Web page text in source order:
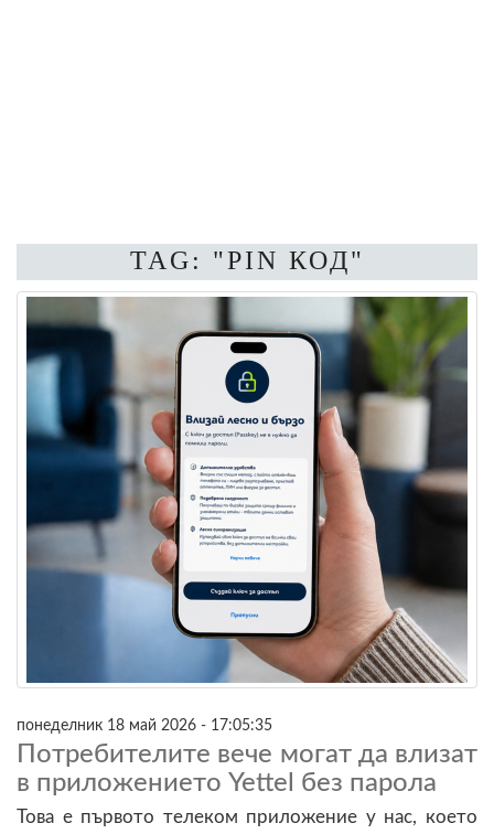
TAG: "PIN КОД"
понеделник 18 май 2026 - 17:05:35
Потребителите вече могат да влизат
в приложението Yettel без парола
Това е първото телеком приложение у нас, което